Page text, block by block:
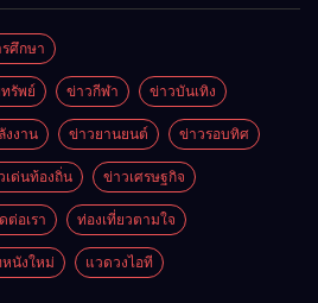
เกียรติยศแห่ง
น
รพี
นธ์
น
ร
Thailand
2026 เชื่อม 4
งานใหญ่
สร้างโอกาส
ธุรกิจครบ
วงจร ด้วยครับ
รศึกษา
รัพย์ ข่าวกีฬา ข่าวบันเทิง
งงาน ข่าวยานยนต์ ข่าวรอบทิศ
เด่นท้องถิ่น ข่าวเศรษฐกิจ
ต่อเรา ท่องเที่ยวตามใจ
หนังใหม่ แวดวงไอที